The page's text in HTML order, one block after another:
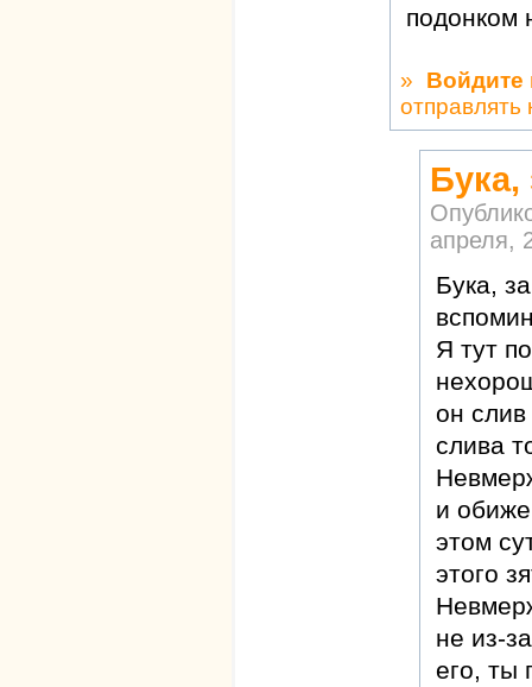
подонком
» Войдите
Бука,
апреля,
Бука,
Я тут
он
слива
и
этом
этого
не из-
его, ты